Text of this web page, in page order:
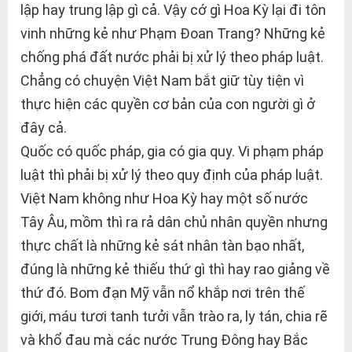
lập hay trung lập gì cả. Vậy cớ gì Hoa Kỳ lại đi tôn
vinh những kẻ như Phạm Đoan Trang? Những kẻ
chống phá đất nước phải bị xử lý theo pháp luật.
Chẳng có chuyện Việt Nam bắt giữ tùy tiện vì
thực hiện các quyền cơ bản của con người gì ở
đây cả.
Quốc có quốc pháp, gia có gia quy. Vi phạm pháp
luật thì phải bị xử lý theo quy định của pháp luật.
Việt Nam không như Hoa Kỳ hay một số nước
Tây Âu, mồm thì ra rả dân chủ nhân quyền nhưng
thực chất là những kẻ sát nhân tàn bạo nhất,
đúng là những kẻ thiếu thứ gì thì hay rao giảng về
thứ đó. Bom đạn Mỹ vẫn nổ khắp nơi trên thế
giới, máu tươi tanh tưởi vẫn trào ra, ly tán, chia rẽ
và khổ đau mà các nước Trung Đông hay Bắc